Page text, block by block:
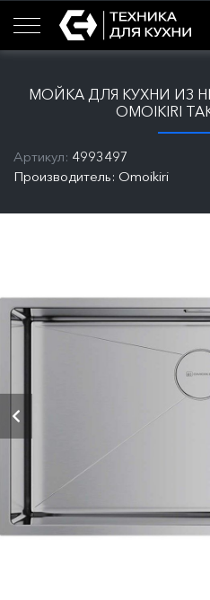
МОЙКА ДЛЯ КУХНИ ИЗ
OMOIKIRI
Артикул: 4993497
Производитель: Omoikiri